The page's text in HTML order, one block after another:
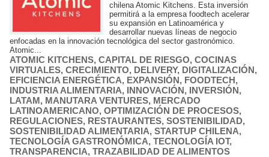
chilena Atomic Kitchens. Esta inversión
permitirá a la empresa foodtech acelerar
su expansión en Latinoamérica y
desarrollar nuevas líneas de negocio
enfocadas en la innovación tecnológica del sector gastronómico.
Atomic...
ATOMIC KITCHENS, CAPITAL DE RIESGO, COCINAS
VIRTUALES, CRECIMIENTO, DELIVERY, DIGITALIZACIÓN,
EFICIENCIA ENERGÉTICA, EXPANSIÓN, FOODTECH,
INDUSTRIA ALIMENTARIA, INNOVACIÓN, INVERSIÓN,
LATAM, MANUTARA VENTURES, MERCADO
LATINOAMERICANO, OPTIMIZACIÓN DE PROCESOS,
REGULACIONES, RESTAURANTES, SOSTENIBILIDAD,
SOSTENIBILIDAD ALIMENTARIA, STARTUP CHILENA,
TECNOLOGÍA GASTRONÓMICA, TECNOLOGÍA IOT,
TRANSPARENCIA, TRAZABILIDAD DE ALIMENTOS